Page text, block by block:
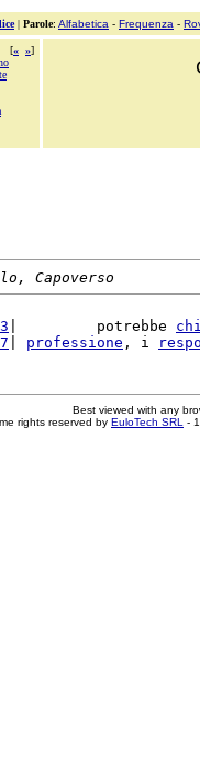
| Parole: Alfabetica - Frequenza -
[« »]
Capoverso
|         potrebbe
professione , i
Best viewed with any
rights reserved by EuloTech SRL -